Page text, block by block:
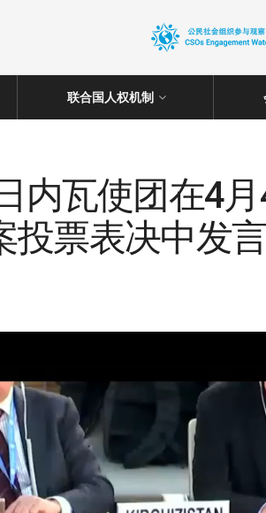
联合国人权机制
内瓦使团在4
投票表决中发